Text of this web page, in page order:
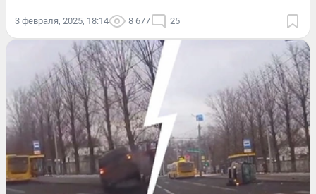
3 февраля, 2025, 18:14 8 677 25